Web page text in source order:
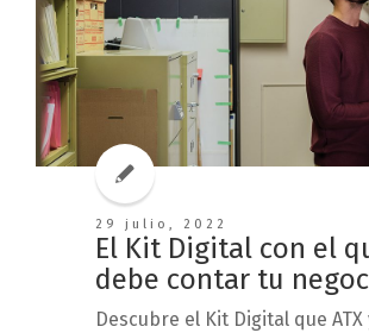
29 julio, 2022
El Kit Digital con el
debe contar tu
Descubre el Kit Digital que ATX